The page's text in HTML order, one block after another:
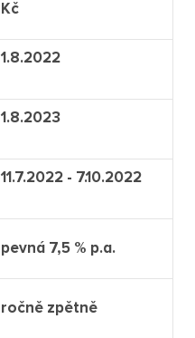
Kč
1.8.2022
1.8.2023
11.7.2022 - 7.10.2022
pevná 7,5 % p.a.
ročně zpětně